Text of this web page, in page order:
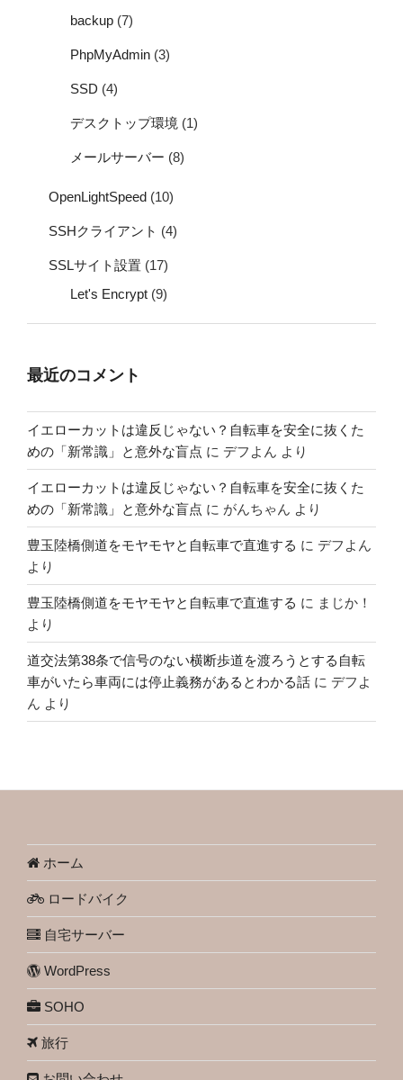
backup (7)
PhpMyAdmin (3)
SSD (4)
デスクトップ環境 (1)
メールサーバー (8)
OpenLightSpeed (10)
SSHクライアント (4)
SSLサイト設置 (17)
Let's Encrypt (9)
最近のコメント
イエローカットは違反じゃない？自転車を安全に抜くた
めの「新常識」と意外な盲点 に デフよん より
イエローカットは違反じゃない？自転車を安全に抜くた
めの「新常識」と意外な盲点 に がんちゃん より
豊玉陸橋側道をモヤモヤと自転車で直進する に デフよん
より
豊玉陸橋側道をモヤモヤと自転車で直進する に まじか！
より
道交法第38条で信号のない横断歩道を渡ろうとする自転
車がいたら車両には停止義務があるとわかる話 に デフよ
ん より
ホーム
ロードバイク
自宅サーバー
WordPress
SOHO
旅行